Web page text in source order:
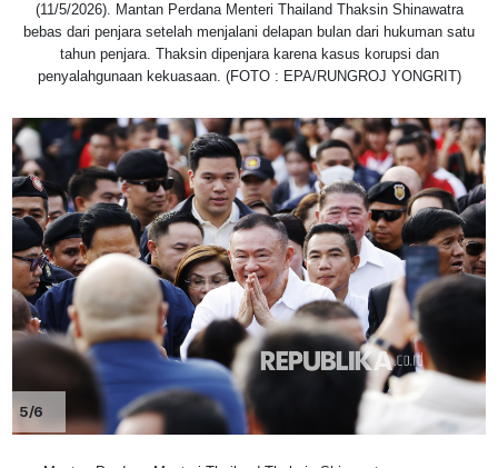
(11/5/2026). Mantan Perdana Menteri Thailand Thaksin Shinawatra
bebas dari penjara setelah menjalani delapan bulan dari hukuman satu
tahun penjara. Thaksin dipenjara karena kasus korupsi dan
penyalahgunaan kekuasaan. (FOTO : EPA/RUNGROJ YONGRIT)
5/6